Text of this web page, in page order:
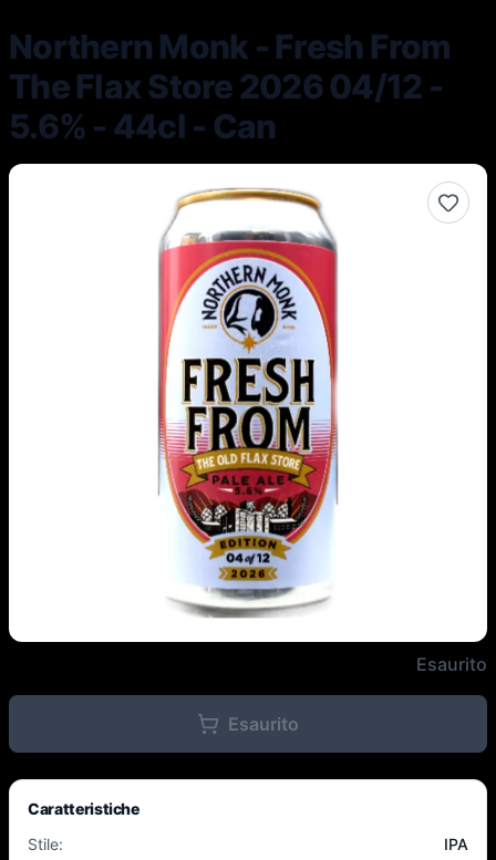
Northern Monk - Fresh From
The Flax Store 2026 04/12 -
5.6% - 44cl - Can
Northern Monk - Fresh From
Esaurito
Esaurito
Caratteristiche
Stile:
IPA